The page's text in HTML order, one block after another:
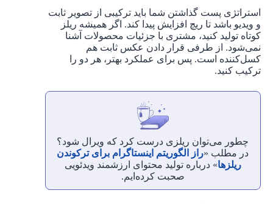
استراتژی پست گذاشتن شما باید ترکیبی از تصویر ثابت
و ویدیو باشد تا ریچ افزایش پیدا کند. اگر همیشه ریلز
کوتاه تولید کنید، مشتری با جزئیات محصولات آشنا
نمی‌شود. از طرفی قرار دادن عکس ثابت هم
کسل‌کننده است. پس برای عملکرد بهتر، هر دو را
ترکیب کنید.
چطور می‌توان ریلزی درست کرد که ویرال شود؟‌
در مطلب «راز الگوریتم اینستاگرام برای ترکوندن
ریلزها» درباره تولید محتوای ارزشمند ویدئویی
صحبت کرده‌ایم.